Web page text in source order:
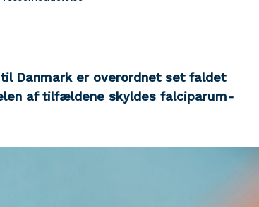
Danmark er overordnet set faldet
af tilfældene skyldes falciparum-